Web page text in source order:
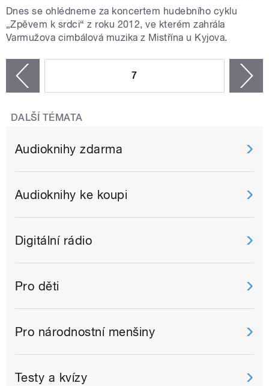
Dnes se ohlédneme za koncertem hudebního cyklu
„Zpěvem k srdci“ z roku 2012, ve kterém zahrála
Varmužova cimbálová muzika z Mistřína u Kyjova.
7
DALŠÍ TÉMATA
Audioknihy zdarma
Audioknihy ke koupi
Digitální rádio
Pro děti
Pro národnostní menšiny
Testy a kvízy